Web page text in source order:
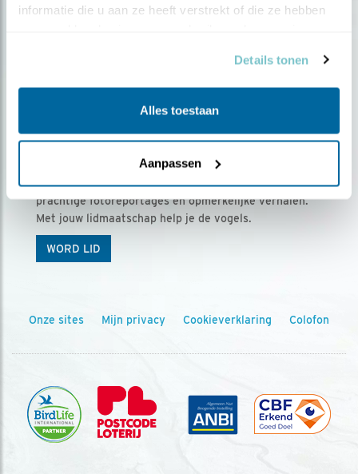
informatie die u aan ze heeft verstrekt of die ze hebben
Details tonen
Alles toestaan
Aanpassen
Ontvang 5 x Vogels voor € 36,00 per jaar
Vogels is het tijdschrift voor onze leden, met
prachtige fotoreportages en opmerkelijke verhalen.
Met jouw lidmaatschap help je de vogels.
WORD LID
Onze sites Mijn privacy Cookieverklaring Colofon